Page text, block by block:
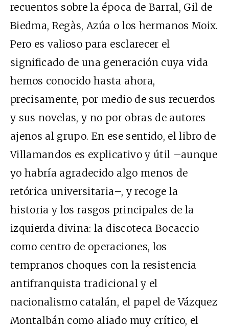
recuentos sobre la época de Barral, Gil de
Biedma, Regàs, Azúa o los hermanos Moix.
Pero es valioso para esclarecer el
significado de una generación cuya vida
hemos conocido hasta ahora,
precisamente, por medio de sus recuerdos
y sus novelas, y no por obras de autores
ajenos al grupo. En ese sentido, el libro de
Villamandos es explicativo y útil –aunque
yo habría agradecido algo menos de
retórica universitaria–, y recoge la
historia y los rasgos principales de la
izquierda divina: la discoteca Bocaccio
como centro de operaciones, los
tempranos choques con la resistencia
antifranquista tradicional y el
nacionalismo catalán, el papel de Vázquez
Montalbán como aliado muy crítico, el